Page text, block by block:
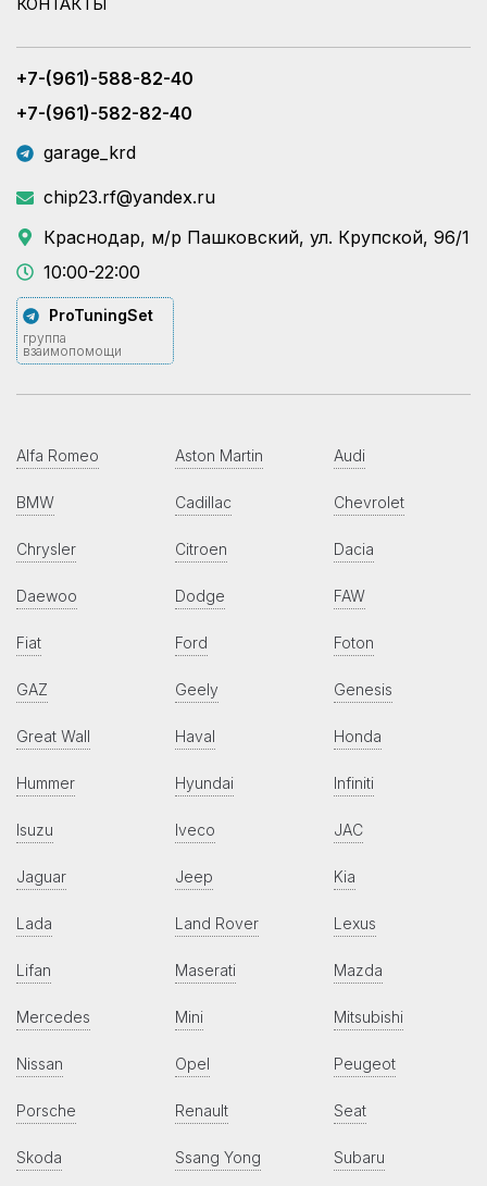
+7-(961)-588-82-40
+7-(961)-582-82-40
garage_krd
chip23.rf@yandex.ru
Краснодар, м/р Пашковский, ул. Крупской, 96/1
10:00-22:00
ProTuningSet
группа
взаимопомощи
Alfa Romeo Aston Martin Audi
BMW Cadillac Chevrolet
Chrysler Citroen Dacia
Daewoo Dodge FAW
Fiat Ford Foton
GAZ Geely Genesis
Great Wall Haval Honda
Hummer Hyundai Infiniti
Isuzu Iveco JAC
Jaguar Jeep Kia
Lada Land Rover Lexus
Lifan Maserati Mazda
Mercedes Mini Mitsubishi
Nissan Opel Peugeot
Porsche Renault Seat
Skoda Ssang Yong Subaru